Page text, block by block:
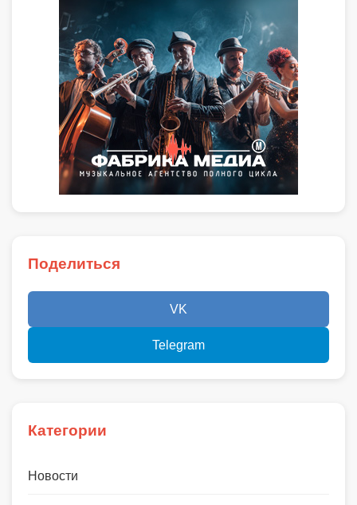
Поделиться
VK
Telegram
Категории
Новости